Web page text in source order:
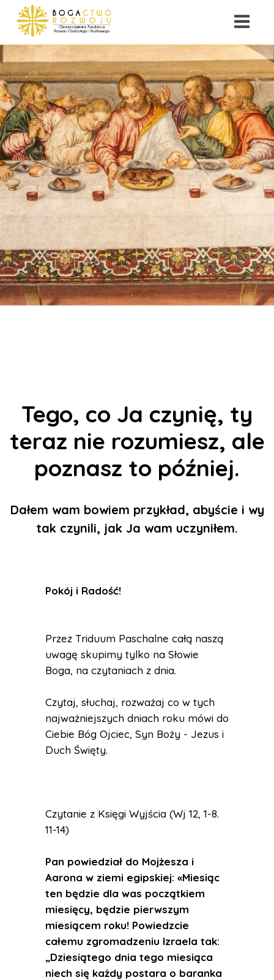
Tego, co Ja czynię, ty
teraz nie rozumiesz, ale
poznasz to później.
Dałem wam bowiem przykład, abyście i wy
tak czynili, jak Ja wam uczyniłem.
Pokój i Radość!
Przez Triduum Paschalne całą naszą
uwagę skupimy tylko na Słowie
Boga, na czytaniach z dnia.
Czytaj, słuchaj, rozważaj co w tych
najważniejszych dniach roku mówi do
Ciebie Bóg Ojciec, Syn Boży - Jezus i
Duch Święty.
Czytanie z Księgi Wyjścia (Wj 12, 1-8.
11-14)
Pan powiedział do Mojżesza i
Aarona w ziemi egipskiej: «Miesiąc
ten będzie dla was początkiem
miesięcy, będzie pierwszym
miesiącem roku! Powiedzcie
całemu zgromadzeniu Izraela tak:
„Dziesiątego dnia tego miesiąca
niech się każdy postara o baranka